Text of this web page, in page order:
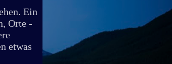
Ein
Orte -
etwas